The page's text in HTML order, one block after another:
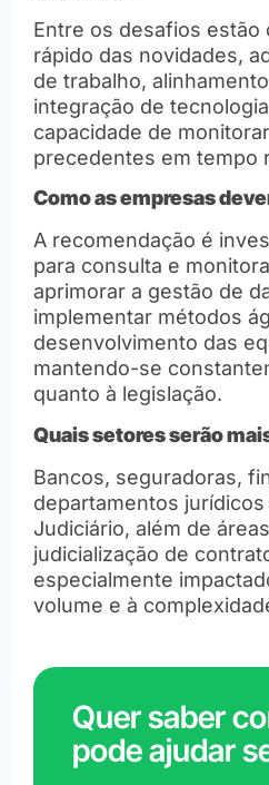
Entre os desafios estão
rápido das novidades,
de trabalho,
integração de
capacidade de
precedentes em tempo
Como as empresas
A recomendação é
para consulta e
aprimorar a gestão de
implementar métodos
desenvolvimento das
mantendo-se
quanto à legislação.
Quais setores serão
Bancos, seguradoras,
departamentos
Judiciário, além de
judicialização de
especialmente
volume e à
Quer saber
pode ajudar